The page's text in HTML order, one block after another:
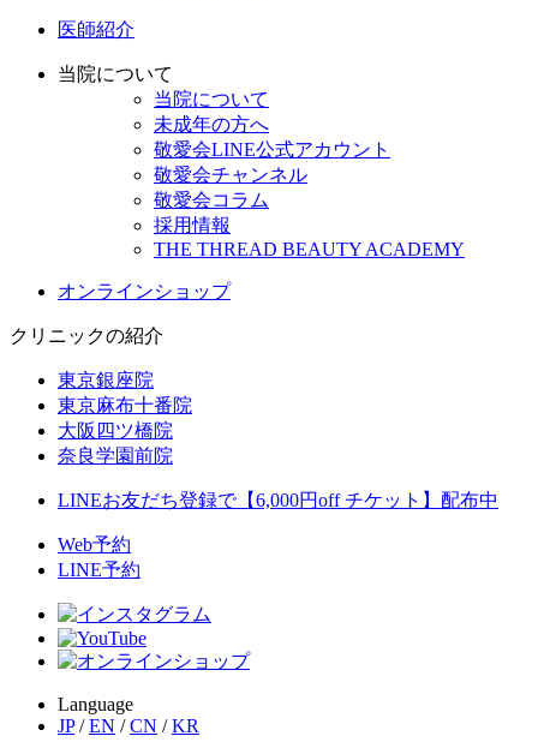
医師紹介
当院について
当院について
未成年の方へ
敬愛会LINE公式アカウント
敬愛会チャンネル
敬愛会コラム
採用情報
THE THREAD BEAUTY ACADEMY
オンラインショップ
クリニックの紹介
東京銀座院
東京麻布十番院
大阪四ツ橋院
奈良学園前院
LINEお友だち登録で【6,000円off チケット】配布中
Web予約
LINE予約
Language
JP / EN / CN / KR